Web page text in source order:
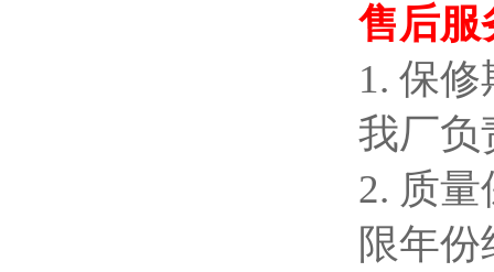
售后服
1. 保
我厂负
2. 质
限年